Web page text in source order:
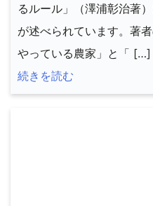
るルール」（澤浦彰治著
が述べられています。著
やっている農家」と「 […]
続きを読む